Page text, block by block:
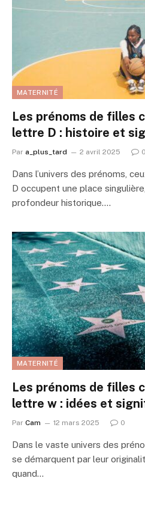
MATERNITÉ
Les prénoms de filles
lettre D : histoire et
Par a_plus_tard 2 avril 2025 0
Dans l’univers des prénoms,
D occupent une place
profondeur historique.…
MATERNITÉ
Les prénoms de filles
lettre w : idées et
Par Cam 12 mars 2025 0
Dans le vaste univers des
se démarquent par leur
quand…